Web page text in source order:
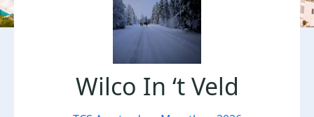
Wilco In ‘t Veld